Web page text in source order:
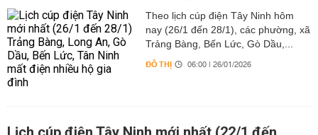
Theo lịch cúp điện Tây Ninh hôm
nay (26/1 đến 28/1), các phường, xã
Trảng Bàng, Bến Lức, Gò Dầu,...
ĐÔ THỊ 06:00 | 26/01/2026